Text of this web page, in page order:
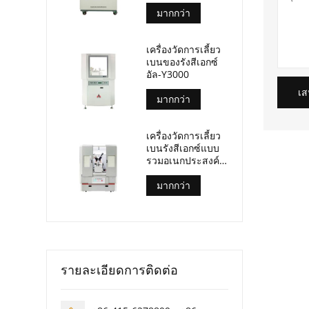
เ
บีพี-3000)
มากกว่า
เครื่องวัดการเลี้ยว
เบนของรังสีเอกซ์
อัล-Y3000
มากกว่า
เครื่องวัดการเลี้ยว
เบนรังสีเอกซ์แบบ
รวมอเนกประสงค์
อัล-Y3500
มากกว่า
รายละเอียดการติดต่อ